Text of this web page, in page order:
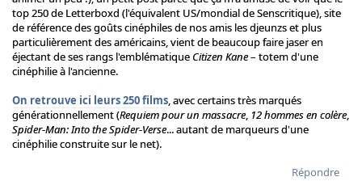
top 250 de Letterboxd (l'équivalent US/mondial de Senscritique), site
de référence des goûts cinéphiles de nos amis les djeunzs et plus
particulièrement des américains, vient de beaucoup faire jaser en
éjectant de ses rangs l'emblématique Citizen Kane– totem d'une
cinéphilie à l'ancienne.
On retrouve ici leurs 250 films, avec certains très marqués
générationnellement (Requiem pour un massacre, 12 hommes en colère,
Spider-Man: Into the Spider-Verse... autant de marqueurs d'une
cinéphilie construite sur le net).
Répondre